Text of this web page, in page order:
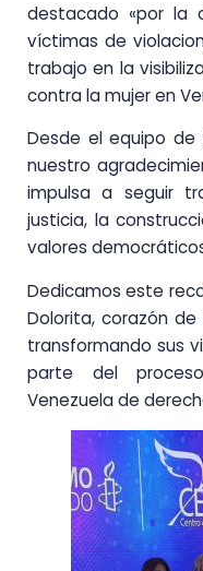
destacado «por la
víctimas de
trabajo en la
contra la mujer en
Desde el equipo de
nuestro
impulsa a seguir
justicia, la
valores
Dedicamos este
Dolorita, corazón
transformando sus
parte del
Venezuela de